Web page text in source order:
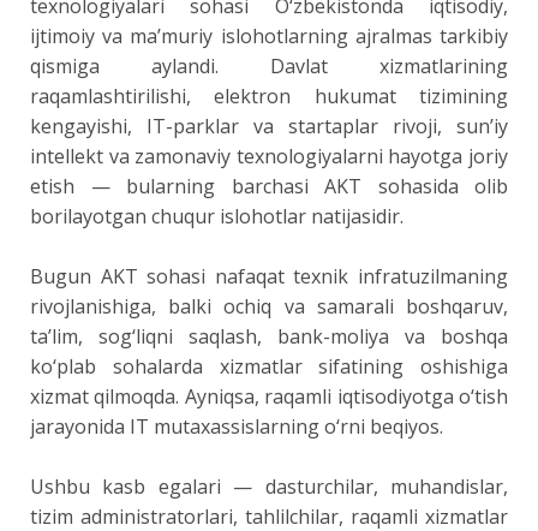
texnologiyalari sohasi O‘zbekistonda iqtisodiy,
ijtimoiy va ma’muriy islohotlarning ajralmas tarkibiy
qismiga aylandi. Davlat xizmatlarining
raqamlashtirilishi, elektron hukumat tizimining
kengayishi, IT-parklar va startaplar rivoji, sun’iy
intellekt va zamonaviy texnologiyalarni hayotga joriy
etish — bularning barchasi AKT sohasida olib
borilayotgan chuqur islohotlar natijasidir.
Bugun AKT sohasi nafaqat texnik infratuzilmaning
rivojlanishiga, balki ochiq va samarali boshqaruv,
ta’lim, sog‘liqni saqlash, bank-moliya va boshqa
ko‘plab sohalarda xizmatlar sifatining oshishiga
xizmat qilmoqda. Ayniqsa, raqamli iqtisodiyotga o‘tish
jarayonida IT mutaxassislarning o‘rni beqiyos.
Ushbu kasb egalari — dasturchilar, muhandislar,
tizim administratorlari, tahlilchilar, raqamli xizmatlar